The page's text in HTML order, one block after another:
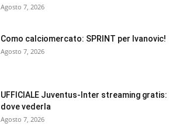
Agosto 7, 2026
Como calciomercato: SPRINT per Ivanovic!
Agosto 7, 2026
UFFICIALE Juventus-Inter streaming gratis:
dove vederla
Agosto 7, 2026